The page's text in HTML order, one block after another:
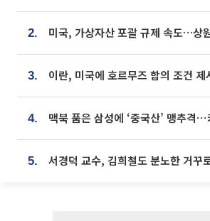
2.
3.
4.
5.